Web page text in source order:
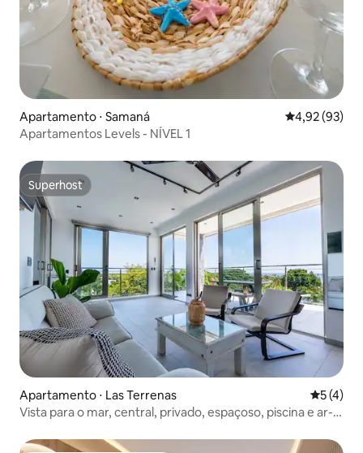
Apartamento ⋅ Samaná 4,92 de uma
4,92 (93)
Apartamentos Levels - NÍVEL 1
Superhost
Superhost
Apartamento ⋅ Las Terrenas 5 de
5 (4)
Vista para o mar, central, privado, espaçoso, piscina e ar-